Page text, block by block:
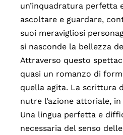
un’inquadratura perfetta
ascoltare e guardare,
suoi meravigliosi
si nasconde la bellezza
Attraverso questo
quasi un romanzo di
quella agita. La scrittura
nutre l’azione attoriale,
Una lingua perfetta e
necessaria del senso